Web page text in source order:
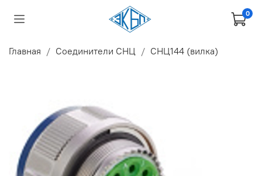
0
Главная Соединители СНЦ СНЦ144 (вилка)